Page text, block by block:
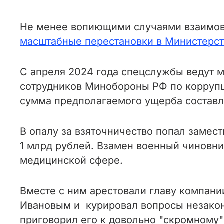
Не менее вопиющими случаями
масштабные перестановки в
С апреля 2024 года спецслужбы
сотрудников Минобороны РФ по
сумма предполагаемого ущерба
В опалу за взяточничество попал
1 млрд рублей. Взамен военный
медицинской сфере.
Вместе с ним арестовали главу
Ивановым и курировал вопросы
приговорил его к довольно